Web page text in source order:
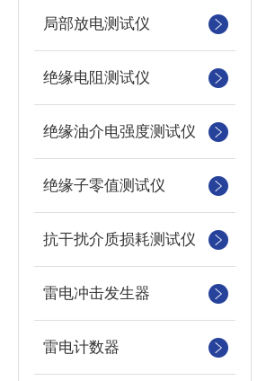
局部放电测试仪
绝缘电阻测试仪
绝缘油介电强度测试仪
绝缘子零值测试仪
抗干扰介质损耗测试仪
雷电冲击发生器
雷电计数器